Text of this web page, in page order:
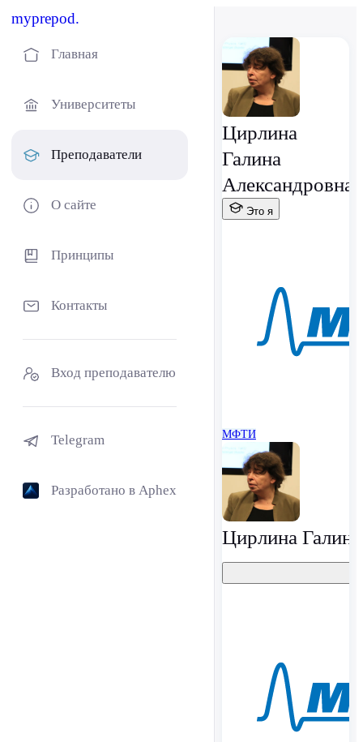
myprepod.
Главная
Университеты
Преподаватели
О сайте
Принципы
Контакты
Вход преподавателю
Telegram
Разработано в Aphex
Цирлина
Галина
Александровна
Это я
МФТИ
Цирлина